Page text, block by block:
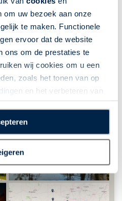
om uw bezoek aan onze
te maken. Functionele
ervoor dat de website
ons om de prestaties te
wij cookies om u een
zoals het tonen van op
en het verbeteren van
beschreven cookies en
gegevens kunnen
kiest voor “Weigeren”
cookies, en zal er geen
content.